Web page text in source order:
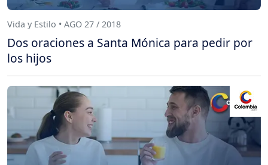
Vida y Estilo • AGO 27 / 2018
Dos oraciones a Santa Mónica para pedir por
los hijos